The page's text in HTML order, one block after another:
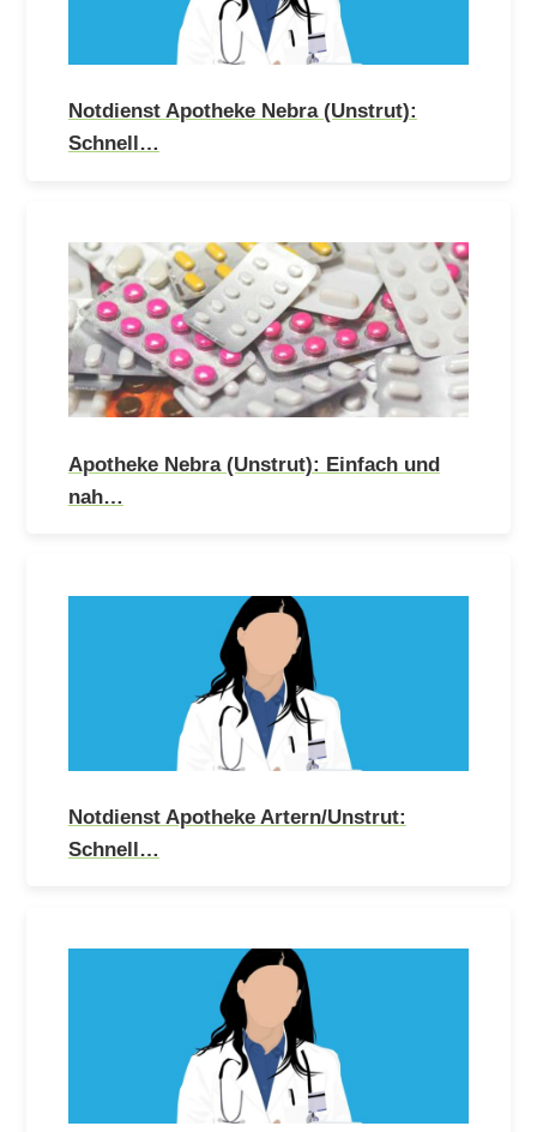
Notdienst Apotheke Nebra (Unstrut):
Schnell…
Apotheke Nebra (Unstrut): Einfach und
nah…
Notdienst Apotheke Artern/Unstrut:
Schnell…